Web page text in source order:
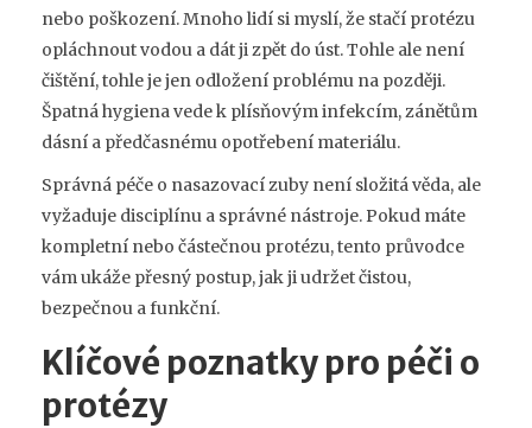
nebo poškození. Mnoho lidí si myslí, že stačí protézu
opláchnout vodou a dát ji zpět do úst. Tohle ale není
čištění, tohle je jen odložení problému na později.
Špatná hygiena vede k plísňovým infekcím, zánětům
dásní a předčasnému opotřebení materiálu.
Správná péče o nasazovací zuby není složitá věda, ale
vyžaduje disciplínu a správné nástroje. Pokud máte
kompletní nebo částečnou protézu, tento průvodce
vám ukáže přesný postup, jak ji udržet čistou,
bezpečnou a funkční.
Klíčové poznatky pro péči o
protézy